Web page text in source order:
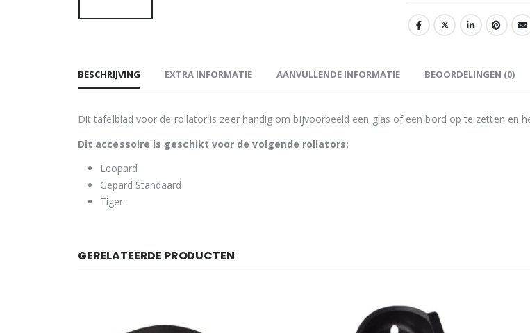
BESCHRIJVING EXTRA INFORMATIE AANVULLENDE INFORMATIE BEOORDELINGEN (0)
Dit tafelblad voor de rollator is zeer handig om bijvoorbeeld een glas of een bord op te zetten en
Dit accessoire is geschikt voor de volgende rollators:
Leopard
Gepard Standaard
Tiger
GERELATEERDE PRODUCTEN